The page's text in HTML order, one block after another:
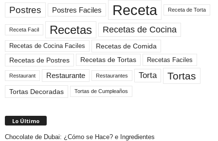
Postres Postres Faciles Receta Receta de Torta
Receta Facil Recetas Recetas de Cocina
Recetas de Cocina Faciles
Recetas de Comida
Recetas de Postres
Recetas de Tortas Recetas Faciles
Restaurant Restaurante Restaurantes Torta Tortas
Tortas Decoradas Tortas de Cumpleaños
Lo Último
Chocolate de Dubai: ¿Cómo se Hace? e Ingredientes